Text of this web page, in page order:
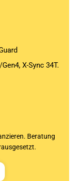
X-Sync 34T.
Beratung